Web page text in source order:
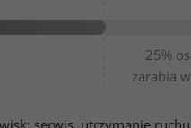
25%
zarabia
serwis, utrzymanie ruchu